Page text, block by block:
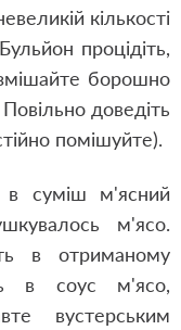
кількості
процідіть,
борошно
доведіть
помішуйте).
в суміш м'ясний
м'ясо.
в отриманому
в соус м'ясо,
вустерським